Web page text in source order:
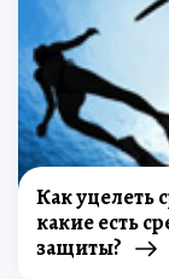
Как уцелеть
какие есть
защиты?